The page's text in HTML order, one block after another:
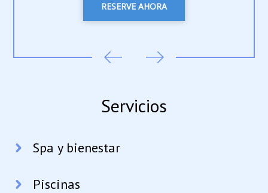
RESERVE AHORA
Servicios
Spa y bienestar
Piscinas